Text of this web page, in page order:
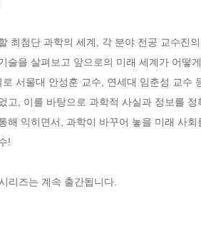
최첨단 과학의 세계, 각 분야 전공 교수진
술을 살펴보고 앞으로의 미래 세계가 어떻
로 서울대 안성훈 교수, 연세대 임춘성 교
고, 이를 바탕으로 과학적 사실과 정보를
해 익히면서, 과학이 바꾸어 놓을 미래 사
!
리즈는 계속 출간됩니다.